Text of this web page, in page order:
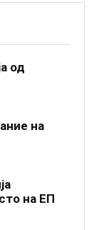
од
на
на ЕП